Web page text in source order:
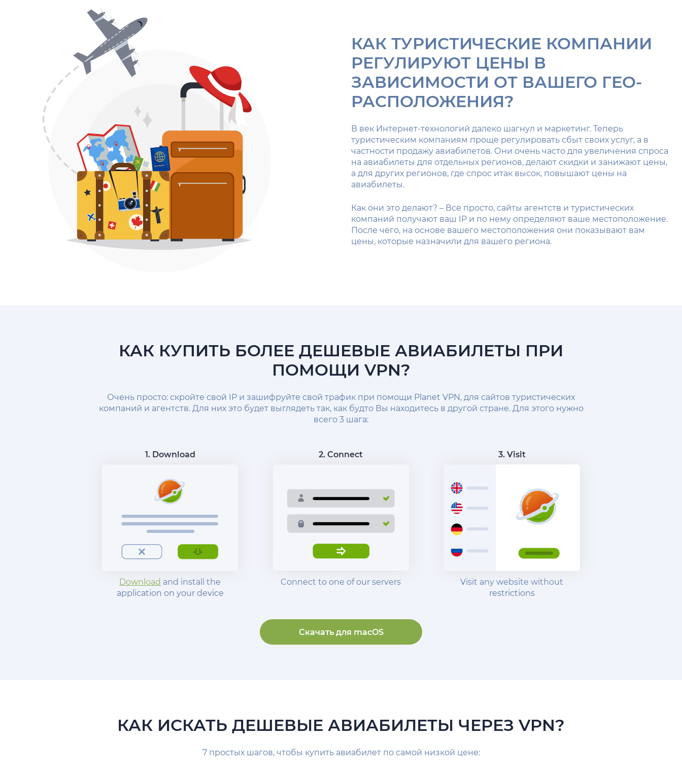
КАК ТУРИСТИЧЕСКИЕ КОМПАНИИ
РЕГУЛИРУЮТ ЦЕНЫ В
ЗАВИСИМОСТИ ОТ ВАШЕГО ГЕО-
РАСПОЛОЖЕНИЯ?
В век Интернет-технологий далеко шагнул и маркетинг. Теперь
туристическим компаниям проще регулировать сбыт своих услуг, а в
частности продажу авиабилетов. Они очень часто для увеличения спроса
на авиабилеты для отдельных регионов, делают скидки и занижают цены,
а для других регионов, где спрос итак высок, повышают цены на
авиабилеты.
Как они это делают? – Всё просто, сайты агентств и туристических
компаний получают ваш IP и по нему определяют ваше местоположение.
После чего, на основе вашего местоположения они показывают вам
цены, которые назначили для вашего региона.
КАК КУПИТЬ БОЛЕЕ ДЕШЕВЫЕ АВИАБИЛЕТЫ ПРИ
ПОМОЩИ VPN?
Очень просто: скройте свой IP и зашифруйте свой трафик при помощи Planet VPN, для сайтов туристических
компаний и агентств. Для них это будет выглядеть так, как будто Вы находитесь в другой стране. Для этого нужно
всего 3 шага:
1. Download
Download and install the
application on your device
2. Connect
Connect to one of our servers
3. Visit
Visit any website without
restrictions
Скачать для macOS
КАК ИСКАТЬ ДЕШЕВЫЕ АВИАБИЛЕТЫ ЧЕРЕЗ VPN?
7 простых шагов, чтобы купить авиабилет по самой низкой цене: